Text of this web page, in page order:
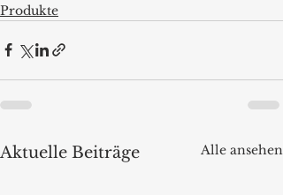
Produkte
Aktuelle Beiträge Alle ansehen